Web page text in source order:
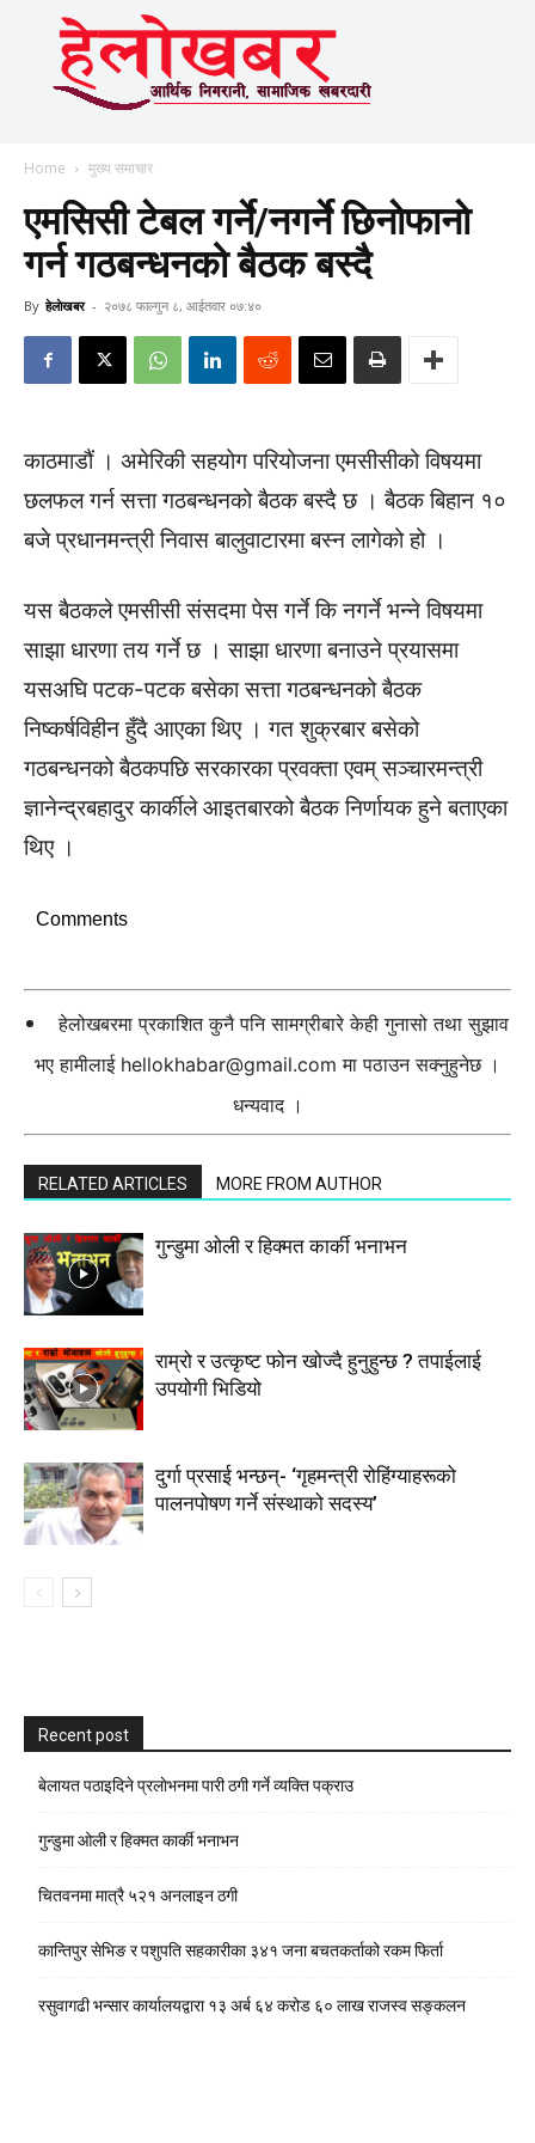
Home मुख्य समाचार
एमसिसी टेबल गर्ने/नगर्ने छिनाेफानाे
गर्न गठबन्धनको बैठक बस्दै
By हेलाेखबर - २०७८ फाल्गुन ८, आईतवार ०७:४०
काठमाडौं । अमेरिकी सहयोग परियोजना एमसीसीको विषयमा
छलफल गर्न सत्ता गठबन्धनको बैठक बस्दै छ । बैठक बिहान १०
बजे प्रधानमन्त्री निवास बालुवाटारमा बस्न लागेको हो ।
यस बैठकले एमसीसी संसदमा पेस गर्ने कि नगर्ने भन्ने विषयमा
साझा धारणा तय गर्ने छ । साझा धारणा बनाउने प्रयासमा
यसअघि पटक-पटक बसेका सत्ता गठबन्धनको बैठक
निष्कर्षविहीन हुँदै आएका थिए । गत शुक्रबार बसेको
गठबन्धनको बैठकपछि सरकारका प्रवक्ता एवम् सञ्चारमन्त्री
ज्ञानेन्द्रबहादुर कार्कीले आइतबारको बैठक निर्णायक हुने बताएका
थिए ।
Comments
हेलोखबरमा प्रकाशित कुनै पनि सामग्रीबारे केही गुनासो तथा सुझाव
भए हामीलाई hellokhabar@gmail.com मा पठाउन सक्नुहुनेछ ।
धन्यवाद ।
RELATED ARTICLES MORE FROM AUTHOR
गुन्डुमा ओली र हिक्मत कार्की भनाभन
राम्रो र उत्कृष्ट फोन खोज्दै हुनुहुन्छ ? तपाईलाई
उपयोगी भिडियो
दुर्गा प्रसाई भन्छन्- ‘गृहमन्त्री रोहिंग्याहरूको
पालनपोषण गर्ने संस्थाको सदस्य’
Recent post
बेलायत पठाइदिने प्रलाेभनमा पारी ठगी गर्ने व्यक्ति पक्राउ
गुन्डुमा ओली र हिक्मत कार्की भनाभन
चितवनमा मात्रै ५२१ अनलाइन ठगी
कान्तिपुर सेभिङ र पशुपति सहकारीका ३४१ जना बचतकर्ताको रकम फिर्ता
रसुवागढी भन्सार कार्यालयद्वारा १३ अर्ब ६४ करोड ६० लाख राजस्व सङ्कलन